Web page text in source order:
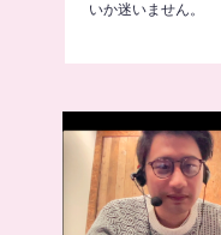
いか迷いません。